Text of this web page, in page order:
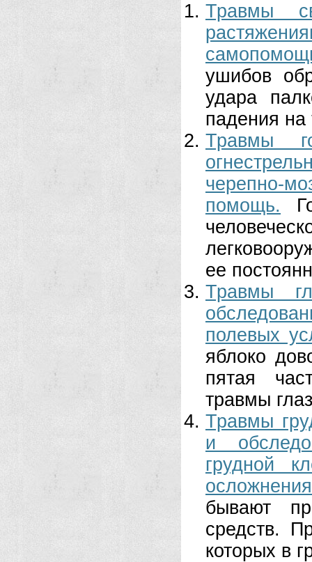
Травмы
ушибов
удара
падения
Травмы
черепно-
помощь.
ее
Травмы
полевых
яблоко
пятая
травмы
Травмы
и
грудной
бывают
средств.
которых в